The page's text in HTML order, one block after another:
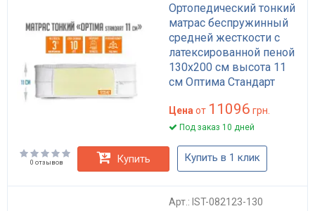
Ортопедический тонкий
матрас беспружинный
средней жесткости с
латексированной пеной
130x200 см высота 11
см Оптима Стандарт
Цена от 11096 грн.
Под заказ 10 дней
0 отзывов Купить Купить в 1 клик
Арт.: IST-082123-130